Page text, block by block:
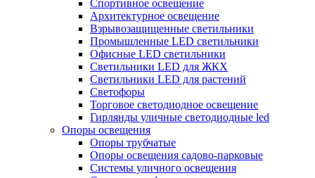
Спортивное освещение
Архитектурное освещение
Взрывозащищенные светильники
Промышленные LED светильники
Офисные LED светильники
Cветильники LED для ЖКХ
Светильники LED для растений
Светофоры
Торговое светодиодное освещение
Гирлянды уличные светодиодные led
Опоры освещения
Опоры трубчатые
Опоры освещения садово-парковые
Системы уличного освещения